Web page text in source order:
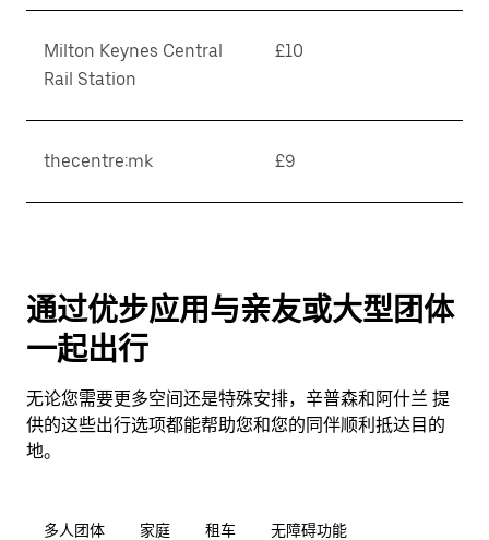
Milton Keynes Central
Rail Station
£10
thecentre:mk £9
通过优步应用与亲友或大型团体
一起出行
无论您需要更多空间还是特殊安排，辛普森和阿什兰 提
供的这些出行选项都能帮助您和您的同伴顺利抵达目的
地。
多人团体 家庭 租车 无障碍功能